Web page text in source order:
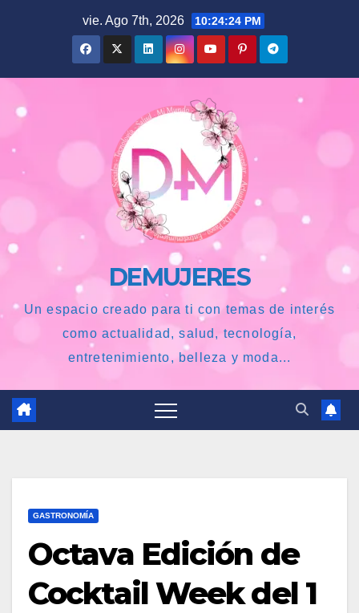
vie. Ago 7th, 2026 10:24:26 PM
DEMUJERES
Un espacio creado para ti con temas de interés
como actualidad, salud, tecnología,
entretenimiento, belleza y moda...
GASTRONOMÍA
Octava Edición de
Cocktail Week del 1